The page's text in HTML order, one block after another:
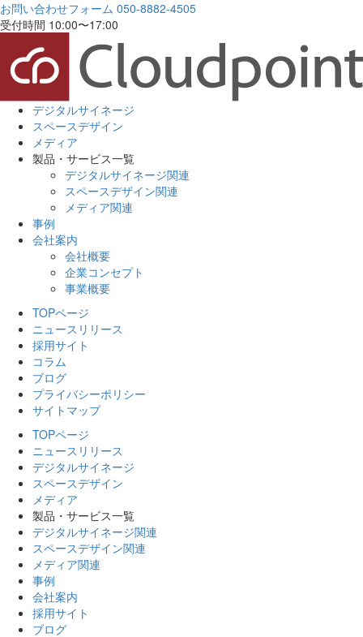
お問い合わせフォーム 050-8882-4505
受付時間 10:00〜17:00
デジタルサイネージ
スペースデザイン
メディア
製品・サービス一覧
デジタルサイネージ関連
スペースデザイン関連
メディア関連
事例
会社案内
会社概要
企業コンセプト
事業概要
TOPページ
ニュースリリース
採用サイト
コラム
ブログ
プライバシーポリシー
サイトマップ
TOPページ
ニュースリリース
デジタルサイネージ
スペースデザイン
メディア
製品・サービス一覧
デジタルサイネージ関連
スペースデザイン関連
メディア関連
事例
会社案内
採用サイト
ブログ